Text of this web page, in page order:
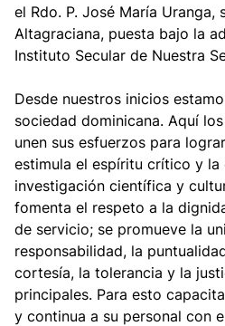
el Rdo. P. José María Uranga,
Altagraciana, puesta bajo la
Instituto Secular de Nuestra
Desde nuestros inicios
sociedad dominicana. Aquí
unen sus esfuerzos para
estimula el espíritu crítico y la
investigación científica y
fomenta el respeto a la
de servicio; se promueve la
responsabilidad, la
cortesía, la tolerancia y la
principales. Para esto
y continua a su personal con